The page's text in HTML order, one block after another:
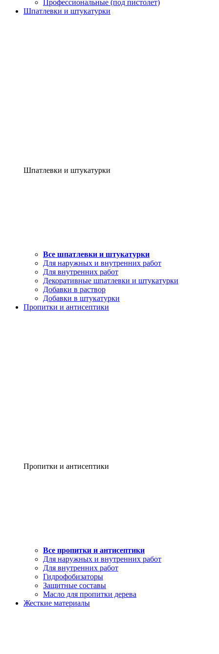
Профессиональные (под пистолет)
Шпатлевки и штукатурки
Шпатлевки и штукатурки
Все шпатлевки и штукатурки
Для наружных и внутренних работ
Для внутренних работ
Декоративные шпатлевки и штукатурки
Добавки в раствор
Добавки в штукатурки
Пропитки и антисептики
Пропитки и антисептики
Все пропитки и антисептики
Для наружных и внутренних работ
Для внутренних работ
Гидрофобизаторы
Защитные составы
Масло для пропитки дерева
Жесткие материалы